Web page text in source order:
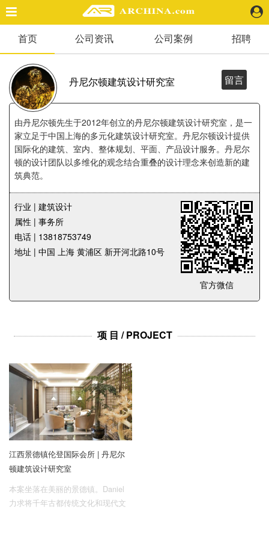
精选案例
建 筑
景 观
室 内
视 频
头条资讯
业 界
机 构
地 产
快速搜索
广告投放
关于我们
联系我们
首页 公司资讯 公司案例 招聘
丹尼尔顿建筑设计研究室 留言
由丹尼尔顿先生于2012年创立的丹尼尔顿建筑设计研究室，是一
家立足于中国上海的多元化建筑设计研究室。丹尼尔顿设计提供
国际化的建筑、室内、整体规划、平面、产品设计服务。丹尼尔
顿的设计团队以多维化的观念结合重叠的设计理念来创造新的建
筑典范。
官方微信
行业 | 建筑设计
属性 | 事务所
电话 | 13818753749
地址 | 中国 上海 黄浦区 新开河北路10号
项 目 / PROJECT
江西景德镇伦登国际会所 | 丹尼尔
顿建筑设计研究室
本案坐落在美丽的景德镇。Daniel
力求将千年古都传统文化和现代文